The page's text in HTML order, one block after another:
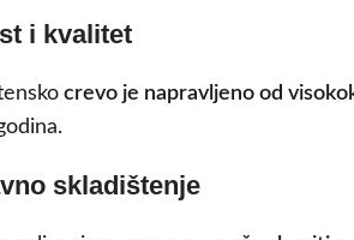
i kvalitet
crevo je napravljeno od
skladištenje